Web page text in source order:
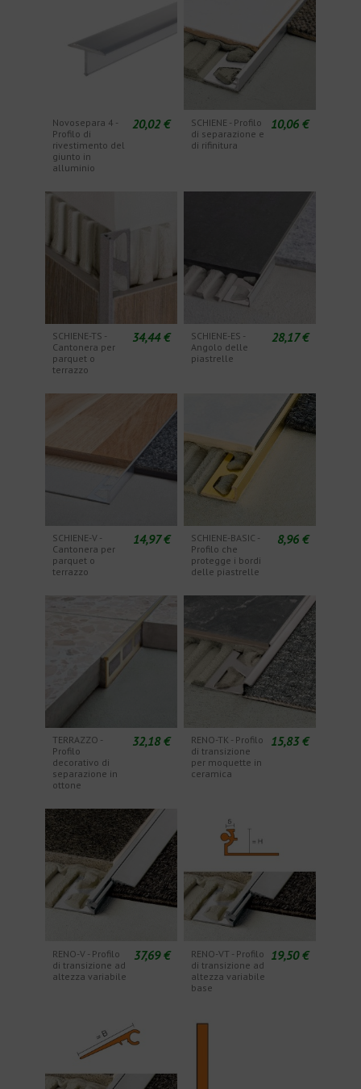
Novosepara 4 -
Profilo di
rivestimento del
giunto in
alluminio
20,02 €
SCHIENE - Profilo
di separazione e
di rifinitura
10,06 €
SCHIENE-TS -
Cantonera per
parquet o
terrazzo
34,44 €
SCHIENE-ES -
Angolo delle
piastrelle
28,17 €
SCHIENE-V -
Cantonera per
parquet o
terrazzo
14,97 €
SCHIENE-BASIC -
Profilo che
protegge i bordi
delle piastrelle
8,96 €
TERRAZZO -
Profilo
decorativo di
separazione in
ottone
32,18 €
RENO-TK - Profilo
di transizione
per moquette in
ceramica
15,83 €
RENO-V - Profilo
di transizione ad
altezza variabile
37,69 €
RENO-VT - Profilo
di transizione ad
altezza variabile
base
19,50 €